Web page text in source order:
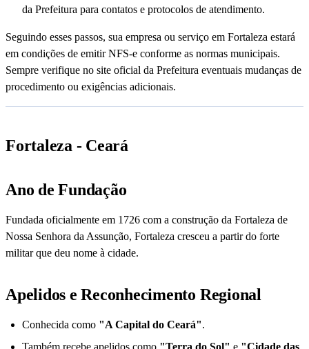
da Prefeitura para contatos e protocolos de atendimento.
Seguindo esses passos, sua empresa ou serviço em Fortaleza estará
em condições de emitir NFS-e conforme as normas municipais.
Sempre verifique no site oficial da Prefeitura eventuais mudanças de
procedimento ou exigências adicionais.
Fortaleza - Ceará
Ano de Fundação
Fundada oficialmente em 1726 com a construção da Fortaleza de
Nossa Senhora da Assunção, Fortaleza cresceu a partir do forte
militar que deu nome à cidade.
Apelidos e Reconhecimento Regional
Conhecida como "A Capital do Ceará".